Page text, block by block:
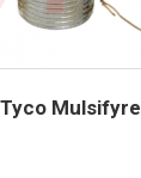
Mulsifyre